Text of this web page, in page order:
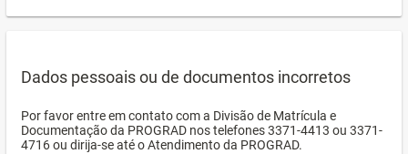
Dados pessoais ou de documentos incorretos
Por favor entre em contato com a Divisão de Matrícula e
Documentação da PROGRAD nos telefones 3371-4413 ou 3371-
4716 ou dirija-se até o Atendimento da PROGRAD.